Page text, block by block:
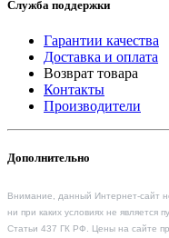
Служба поддержки
Гарантии качества
Доставка и оплата
Возврат товара
Контакты
Производители
Дополнительно
Внимание, данный Интернет-сайт
ни при каких условиях не
Статьи 437 ГК РФ. Цены на сайте